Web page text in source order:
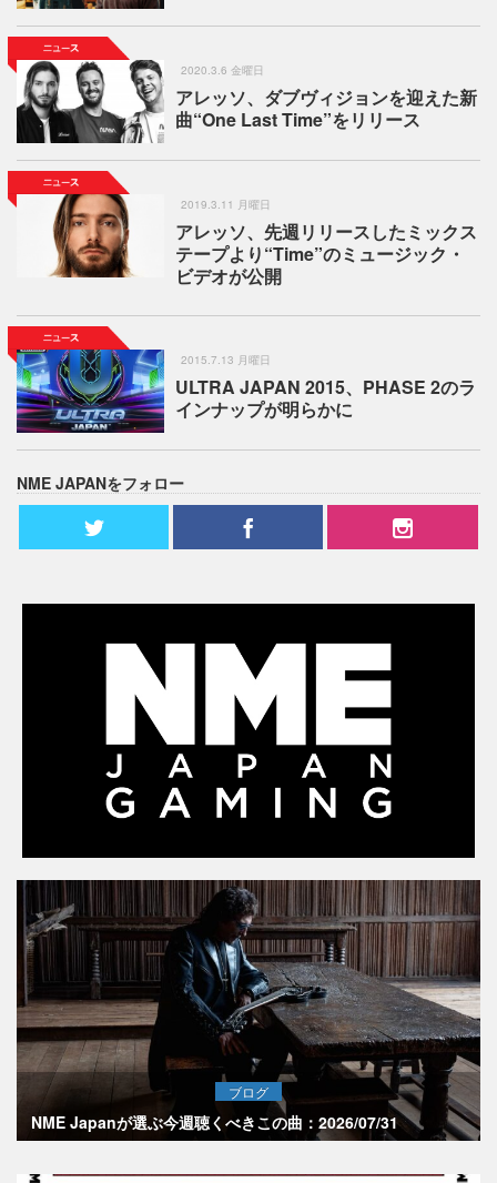
2020.3.6 金曜日
アレッソ、ダブヴィジョンを迎えた新
曲“One Last Time”をリリース
2019.3.11 月曜日
アレッソ、先週リリースしたミックス
テープより“Time”のミュージック・
ビデオが公開
2015.7.13 月曜日
ULTRA JAPAN 2015、PHASE 2のラ
インナップが明らかに
NME JAPANをフォロー
ブログ
NME Japanが選ぶ今週聴くべきこの曲：2026/07/31